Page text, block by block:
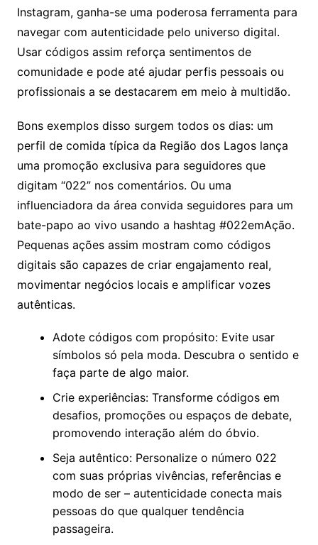
Instagram, ganha-se uma poderosa ferramenta para
navegar com autenticidade pelo universo digital.
Usar códigos assim reforça sentimentos de
comunidade e pode até ajudar perfis pessoais ou
profissionais a se destacarem em meio à multidão.
Bons exemplos disso surgem todos os dias: um
perfil de comida típica da Região dos Lagos lança
uma promoção exclusiva para seguidores que
digitam “022” nos comentários. Ou uma
influenciadora da área convida seguidores para um
bate-papo ao vivo usando a hashtag #022emAção.
Pequenas ações assim mostram como códigos
digitais são capazes de criar engajamento real,
movimentar negócios locais e amplificar vozes
autênticas.
Adote códigos com propósito: Evite usar
símbolos só pela moda. Descubra o sentido e
faça parte de algo maior.
Crie experiências: Transforme códigos em
desafios, promoções ou espaços de debate,
promovendo interação além do óbvio.
Seja autêntico: Personalize o número 022
com suas próprias vivências, referências e
modo de ser – autenticidade conecta mais
pessoas do que qualquer tendência
passageira.